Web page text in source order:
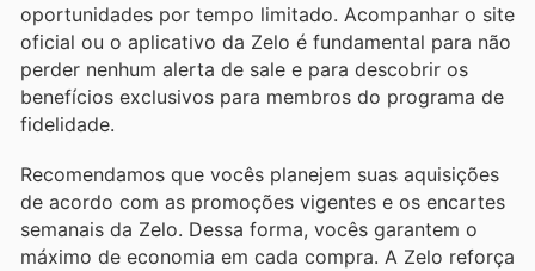
oportunidades por tempo limitado. Acompanhar o site
oficial ou o aplicativo da Zelo é fundamental para não
perder nenhum alerta de sale e para descobrir os
benefícios exclusivos para membros do programa de
fidelidade.
Recomendamos que vocês planejem suas aquisições
de acordo com as promoções vigentes e os encartes
semanais da Zelo. Dessa forma, vocês garantem o
máximo de economia em cada compra. A Zelo reforça